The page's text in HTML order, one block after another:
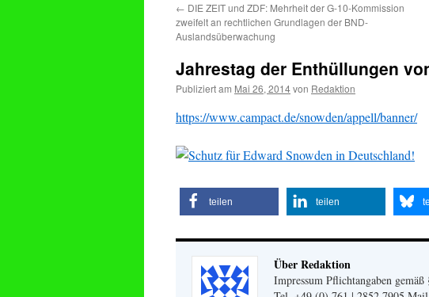
← DIE ZEIT und ZDF: Mehrheit der G-10-Kommission
zweifelt an rechtlichen Grundlagen der BND-
Auslandsüberwachung
Jahrestag der Enthüllungen
Publiziert am Mai 26, 2014von Redaktion
https://www.campact.de/snowden/appell/banner/
teilen teilen
Über Redaktion
Impressum Pflichtangaben